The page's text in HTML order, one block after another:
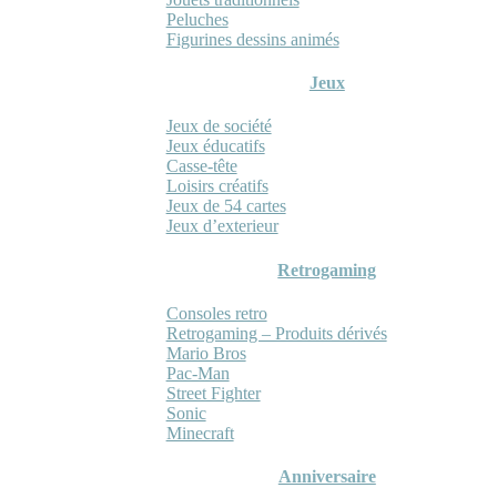
Peluches
Figurines dessins animés
Jeux
Jeux de société
Jeux éducatifs
Casse-tête
Loisirs créatifs
Jeux de 54 cartes
Jeux d’exterieur
Retrogaming
Consoles retro
Retrogaming – Produits dérivés
Mario Bros
Pac-Man
Street Fighter
Sonic
Minecraft
Anniversaire